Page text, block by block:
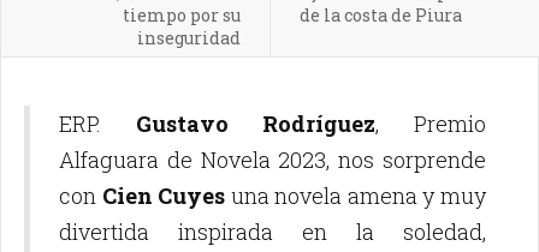
tiempo por su
inseguridad
de la costa de Piura
ERP. Gustavo Rodríguez, Premio
Alfaguara de Novela 2023, nos sorprende
con Cien Cuyes una novela amena y muy
divertida inspirada en la soledad,